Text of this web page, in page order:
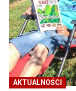
AKTUALNOŚCI